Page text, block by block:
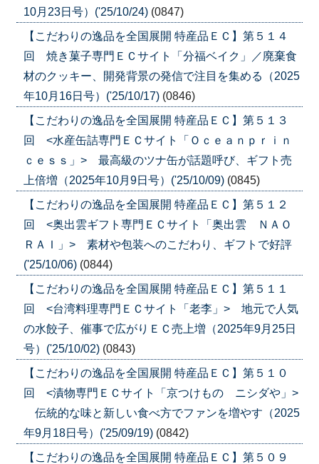
10月23日号）('25/10/24) (0847)
【こだわりの逸品を全国展開 特産品ＥＣ】第５１４
回 焼き菓子専門ＥＣサイト「分福ベイク」／廃棄食
材のクッキー、開発背景の発信で注目を集める（2025
年10月16日号）('25/10/17) (0846)
【こだわりの逸品を全国展開 特産品ＥＣ】第５１３
回 <水産缶詰専門ＥＣサイト「Ｏｃｅａｎｐｒｉｎ
ｃｅｓｓ」> 最高級のツナ缶が話題呼び、ギフト売
上倍増（2025年10月9日号）('25/10/09) (0845)
【こだわりの逸品を全国展開 特産品ＥＣ】第５１２
回 <奥出雲ギフト専門ＥＣサイト「奥出雲 ＮＡＯ
ＲＡＩ」> 素材や包装へのこだわり、ギフトで好評
('25/10/06) (0844)
【こだわりの逸品を全国展開 特産品ＥＣ】第５１１
回 <台湾料理専門ＥＣサイト「老李」> 地元で人気
の水餃子、催事で広がりＥＣ売上増（2025年9月25日
号）('25/10/02) (0843)
【こだわりの逸品を全国展開 特産品ＥＣ】第５１０
回 <漬物専門ＥＣサイト「京つけもの ニシダや」>
伝統的な味と新しい食べ方でファンを増やす（2025
年9月18日号）('25/09/19) (0842)
【こだわりの逸品を全国展開 特産品ＥＣ】第５０９